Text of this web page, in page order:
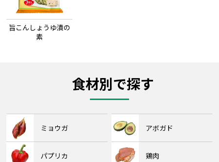
旨こんしょうゆ漬の
素
食材別で探す
ミョウガ アボガド
パプリカ 鶏肉